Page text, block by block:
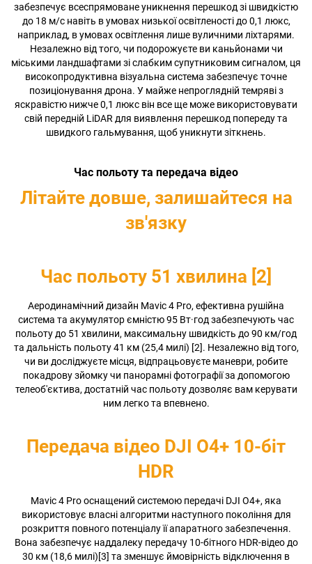
забезпечує всеспрямоване уникнення перешкод зі швидкістю
до 18 м/с навіть в умовах низької освітленості до 0,1 люкс,
наприклад, в умовах освітлення лише вуличними ліхтарями.
Незалежно від того, чи подорожуєте ви каньйонами чи
міськими ландшафтами зі слабким супутниковим сигналом, ця
високопродуктивна візуальна система забезпечує точне
позиціонування дрона. У майже непроглядній темряві з
яскравістю нижче 0,1 люкс він все ще може використовувати
свій передній LiDAR для виявлення перешкод попереду та
швидкого гальмування, щоб уникнути зіткнень.
Час польоту та передача відео
Літайте довше, залишайтеся на
зв'язку
Час польоту 51 хвилина [2]
Аеродинамічний дизайн Mavic 4 Pro, ефективна рушійна
система та акумулятор ємністю 95 Вт·год забезпечують час
польоту до 51 хвилини, максимальну швидкість до 90 км/год
та дальність польоту 41 км (25,4 милі) [2]. Незалежно від того,
чи ви досліджуєте місця, відпрацьовуєте маневри, робите
покадрову зйомку чи панорамні фотографії за допомогою
телеоб'єктива, достатній час польоту дозволяє вам керувати
ним легко та впевнено.
Передача відео DJI O4+ 10-біт
HDR
Mavic 4 Pro оснащений системою передачі DJI O4+, яка
використовує власні алгоритми наступного покоління для
розкриття повного потенціалу її апаратного забезпечення.
Вона забезпечує наддалеку передачу 10-бітного HDR-відео до
30 км (18,6 милі)[3] та зменшує ймовірність відключення в